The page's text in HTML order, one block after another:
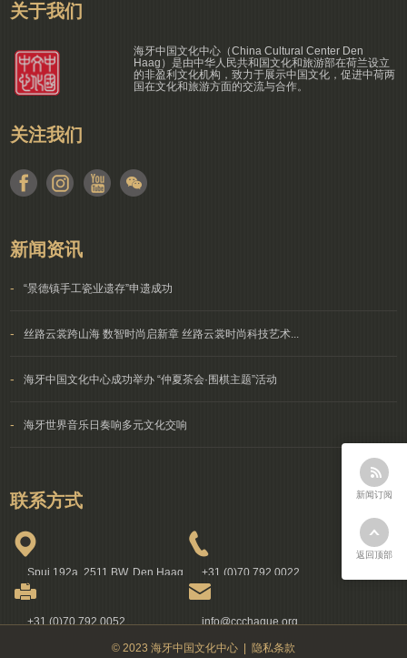
关于我们
海牙中国文化中心（China Cultural Center Den
Haag）是由中华人民共和国文化和旅游部在荷兰设立
的非盈利文化机构，致力于展示中国文化，促进中荷两
国在文化和旅游方面的交流与合作。
关注我们
新闻资讯
- “景德镇手工瓷业遗存”申遗成功
- 丝路云裳跨山海 数智时尚启新章 丝路云裳时尚科技艺术...
- 海牙中国文化中心成功举办 “仲夏茶会·围棋主题”活动
- 海牙世界音乐日奏响多元文化交响
联系方式
Spui 192a, 2511 BW, Den Haag +31 (0)70 792 0022
+31 (0)70 792 0052 info@ccchague.org
© 2023 海牙中国文化中心 | 隐私条款
新闻订阅
返回顶部